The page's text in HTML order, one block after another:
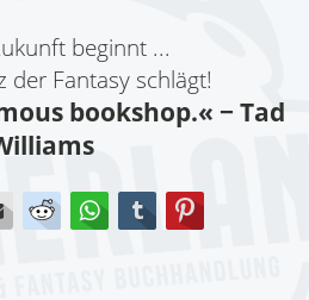
beginnt ...
der Fantasy schlägt!
bookshop.« − Tad
E-mail Reddit WhatsApp
tumblr